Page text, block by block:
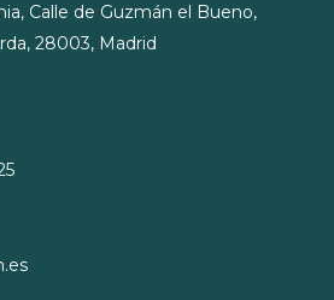
Calle de Guzmán el Bueno,
28003, Madrid